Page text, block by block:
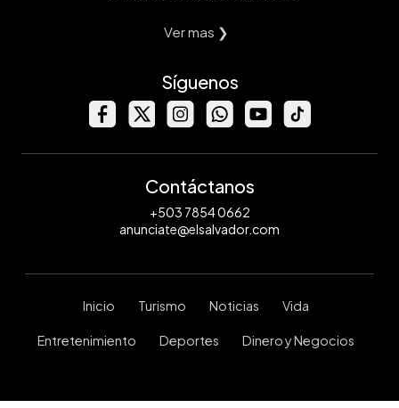
Ver mas ❯
Síguenos
Contáctanos
+503 7854 0662
anunciate@elsalvador.com
Inicio Turismo Noticias Vida
Entretenimiento Deportes Dinero y Negocios